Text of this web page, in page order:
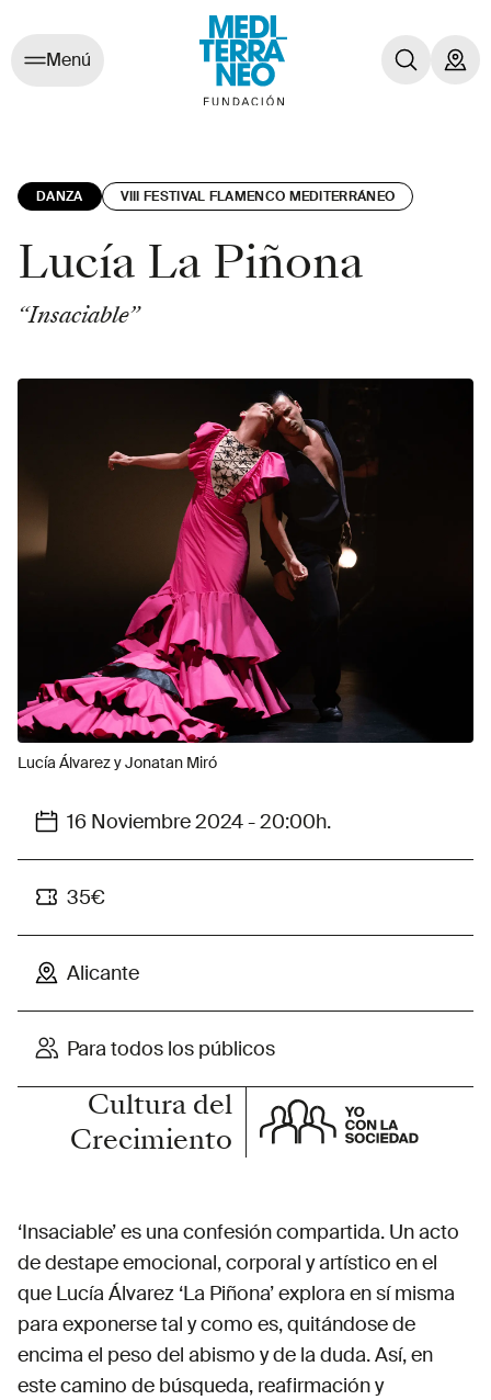
Menú
DANZA VIII FESTIVAL FLAMENCO MEDITERRÁNEO
Lucía La Piñona
“Insaciable”
Lucía Álvarez y Jonatan Miró
16 Noviembre 2024 - 20:00h.
35€
Alicante
Para todos los públicos
Cultura del
Crecimiento
‘Insaciable’ es una confesión compartida. Un acto
de destape emocional, corporal y artístico en el
que Lucía Álvarez ‘La Piñona’ explora en sí misma
para exponerse tal y como es, quitándose de
encima el peso del abismo y de la duda. Así, en
este camino de búsqueda, reafirmación y